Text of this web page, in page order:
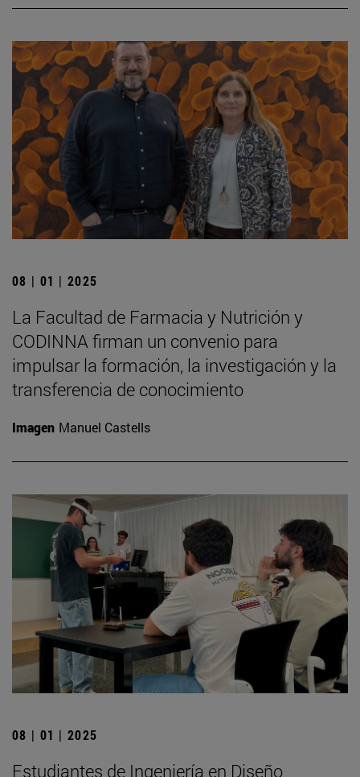
08 | 01 | 2025
La Facultad de Farmacia y Nutrición y
CODINNA firman un convenio para
impulsar la formación, la investigación y la
transferencia de conocimiento
Imagen Manuel Castells
08 | 01 | 2025
Estudiantes de Ingeniería en Diseño